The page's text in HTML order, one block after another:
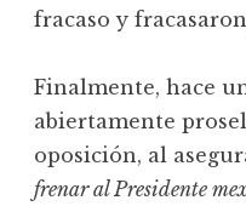
fracaso y
Finalmente, hace
abiertamente
oposición, al
frenar al Presidente